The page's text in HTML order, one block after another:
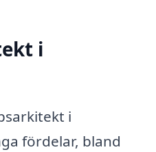
i
i
fördelar, bland